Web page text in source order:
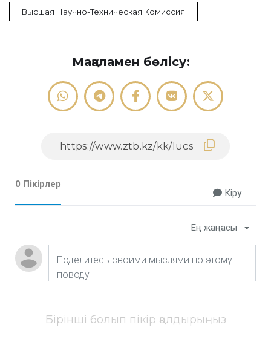
Высшая Научно-Техническая Комиссия
Мақаламен бөлісу:
0 Пікірлер
Кіру
Ең жаңасы
Бірінші болып пікір қалдырыңыз